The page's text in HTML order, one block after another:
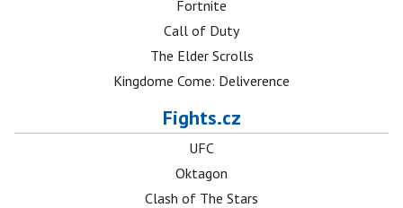
Fortnite
Call of Duty
The Elder Scrolls
Kingdome Come: Deliverence
Fights.cz
UFC
Oktagon
Clash of The Stars